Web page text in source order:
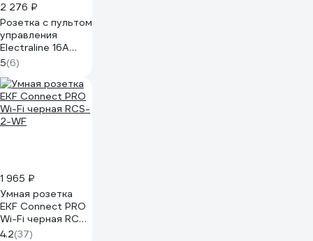
2 276 ₽
Розетка с пультом
управления
Electraline 16А
250В белая
48506
5(6)
1 965 ₽
Умная розетка
EKF Сonnect PRO
Wi-Fi черная RCS-
2-WF
4.2(37)